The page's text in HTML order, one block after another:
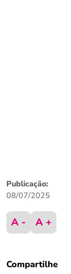
Publicação:
08/07/2025
A - A +
Compartilhe